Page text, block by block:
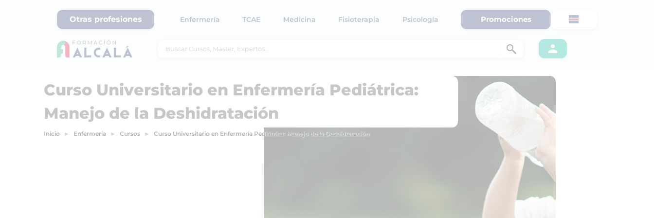
Otras profesiones Enfermería TCAE Medicina Fisioterapia Psicología Promociones
Curso Universitario en Enfermería Pediátrica:
Manejo de la Deshidratación
Inicio Enfermería Cursos Curso Universitario en Enfermería Pediátrica: Manejo de la Deshidratación